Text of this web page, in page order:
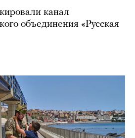
канал
объединения «Русская